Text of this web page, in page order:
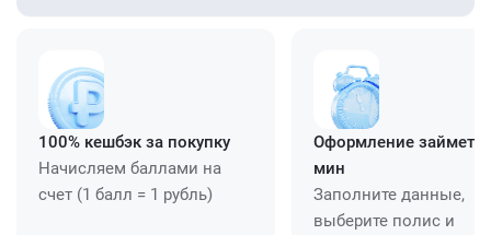
100% кешбэк за покупку
Начисляем баллами на
счет (1 балл = 1 рубль)
Оформление займет
мин
Заполните данные,
выберите полис и